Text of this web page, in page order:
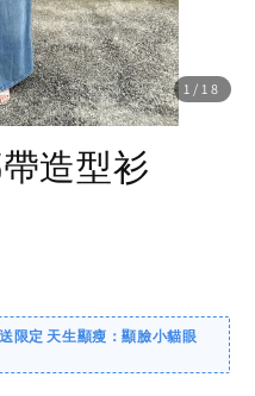
1 /18
造型衫
限定 天生顯瘦：顯臉小貓眼